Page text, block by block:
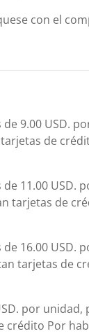
con el
9.00 USD.
de
11.00 USD.
tarjetas de
16.00 USD.
tarjetas de
por unidad,
crédito Por